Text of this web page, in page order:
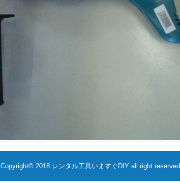
Copyright©️ 2018 レンタル工具いますぐDIY all right reserved